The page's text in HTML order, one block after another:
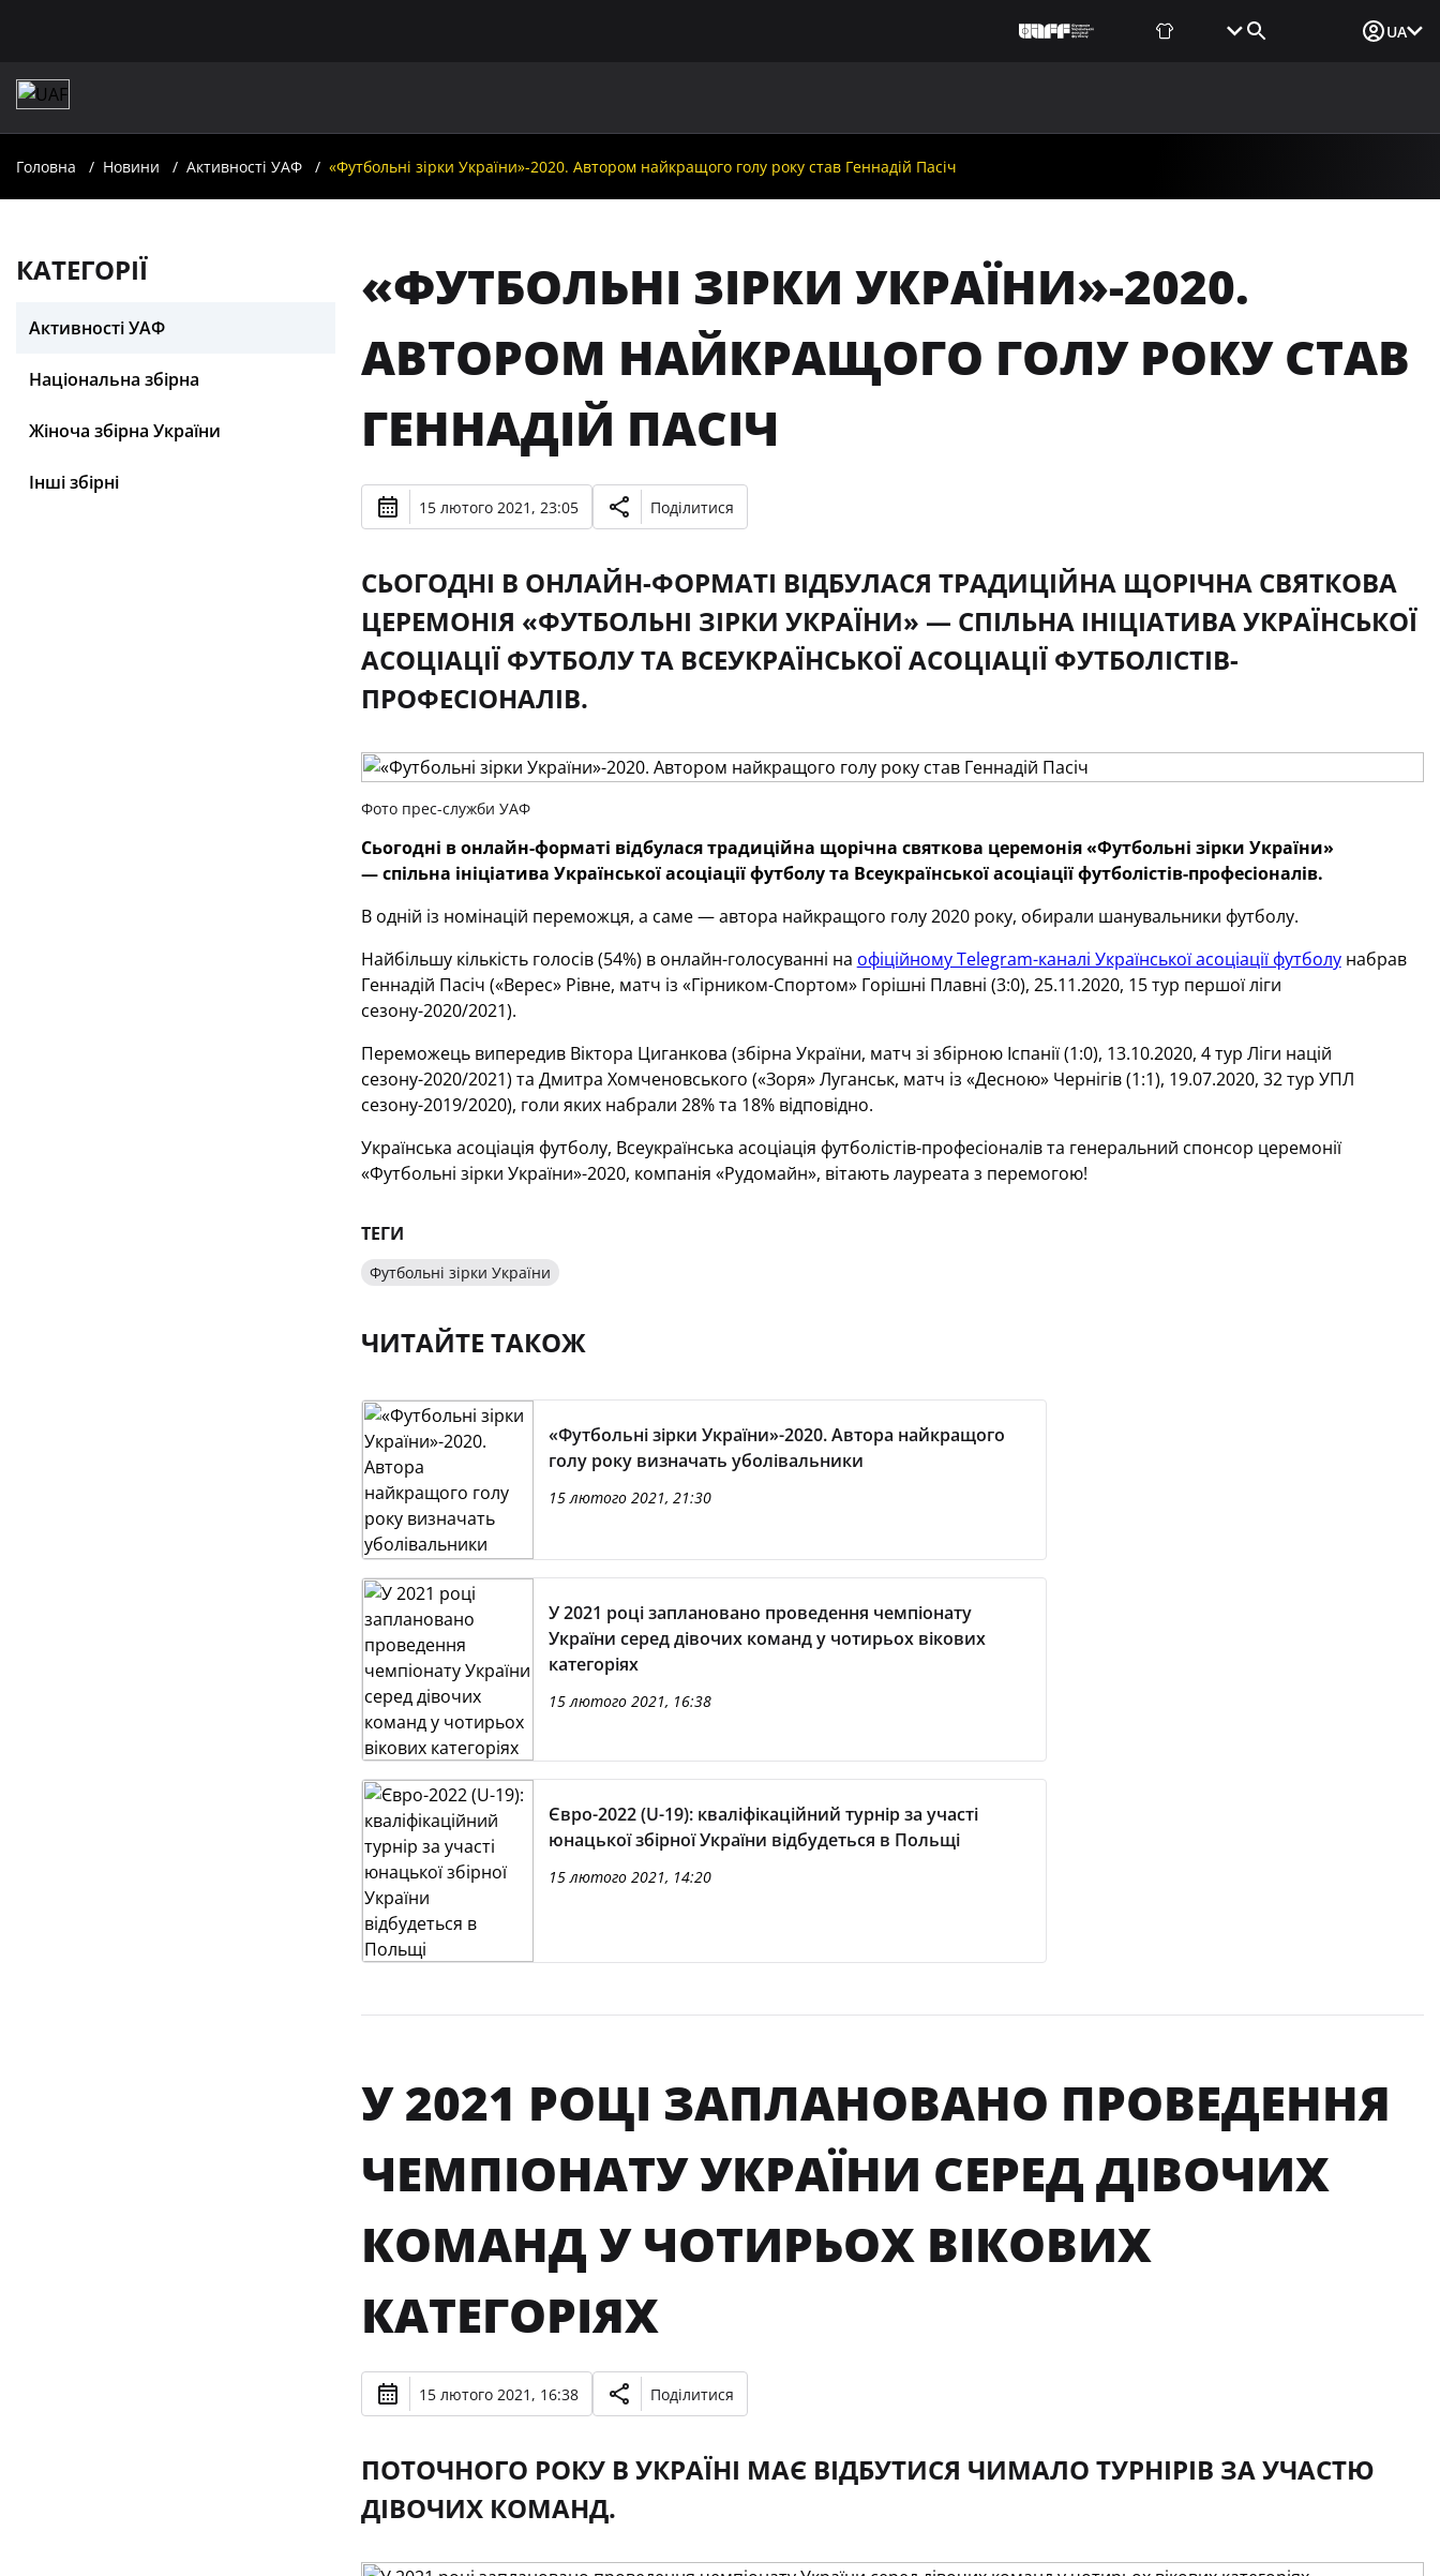
UA
Головна Новини Активності УАФ «Футбольні зірки України»-2020. Автором найкращого голу року став Геннадій Пасіч
КАТЕГОРІЇ
Активності УАФ
Національна збірна
Жіноча збірна України
Інші збірні
«ФУТБОЛЬНІ ЗІРКИ УКРАЇНИ»-2020.
АВТОРОМ НАЙКРАЩОГО ГОЛУ РОКУ СТАВ
ГЕННАДІЙ ПАСІЧ
15 лютого 2021, 23:05 Поділитися
СЬОГОДНІ В ОНЛАЙН-ФОРМАТІ ВІДБУЛАСЯ ТРАДИЦІЙНА ЩОРІЧНА СВЯТКОВА
ЦЕРЕМОНІЯ «ФУТБОЛЬНІ ЗІРКИ УКРАЇНИ» — СПІЛЬНА ІНІЦІАТИВА УКРАЇНСЬКОЇ
АСОЦІАЦІЇ ФУТБОЛУ ТА ВСЕУКРАЇНСЬКОЇ АСОЦІАЦІЇ ФУТБОЛІСТІВ-
ПРОФЕСІОНАЛІВ.
Фото прес-служби УАФ
Сьогодні в онлайн-форматі відбулася традиційна щорічна святкова церемонія «Футбольні зірки України»
— спільна ініціатива Української асоціації футболу та Всеукраїнської асоціації футболістів-професіоналів.
В одній із номінацій переможця, а саме — автора найкращого голу 2020 року, обирали шанувальники футболу.
Найбільшу кількість голосів (54%) в онлайн-голосуванні на офіційному Telegram-каналі Української асоціації футболунабрав
Геннадій Пасіч («Верес» Рівне, матч із «Гірником-Спортом» Горішні Плавні (3:0), 25.11.2020, 15 тур першої ліги
сезону-2020/2021).
Переможець випередив Віктора Циганкова (збірна України, матч зі збірною Іспанії (1:0), 13.10.2020, 4 тур Ліги націй
сезону-2020/2021) та Дмитра Хомченовського («Зоря» Луганськ, матч із «Десною» Чернігів (1:1), 19.07.2020, 32 тур УПЛ
сезону-2019/2020), голи яких набрали 28% та 18% відповідно.
Українська асоціація футболу, Всеукраїнська асоціація футболістів-професіоналів та генеральний спонсор церемонії
«Футбольні зірки України»-2020, компанія «Рудомайн», вітають лауреата з перемогою!
ТЕГИ
Футбольні зірки України
ЧИТАЙТЕ ТАКОЖ
«Футбольні зірки України»-2020. Автора найкращого
голу року визначать уболівальники
15 лютого 2021, 21:30
У 2021 році заплановано проведення чемпіонату
України серед дівочих команд у чотирьох вікових
категоріях
15 лютого 2021, 16:38
Євро-2022 (U-19): кваліфікаційний турнір за участі
юнацької збірної України відбудеться в Польщі
15 лютого 2021, 14:20
У 2021 РОЦІ ЗАПЛАНОВАНО ПРОВЕДЕННЯ
ЧЕМПІОНАТУ УКРАЇНИ СЕРЕД ДІВОЧИХ
КОМАНД У ЧОТИРЬОХ ВІКОВИХ
КАТЕГОРІЯХ
15 лютого 2021, 16:38 Поділитися
ПОТОЧНОГО РОКУ В УКРАЇНІ МАЄ ВІДБУТИСЯ ЧИМАЛО ТУРНІРІВ ЗА УЧАСТЮ
ДІВОЧИХ КОМАНД.